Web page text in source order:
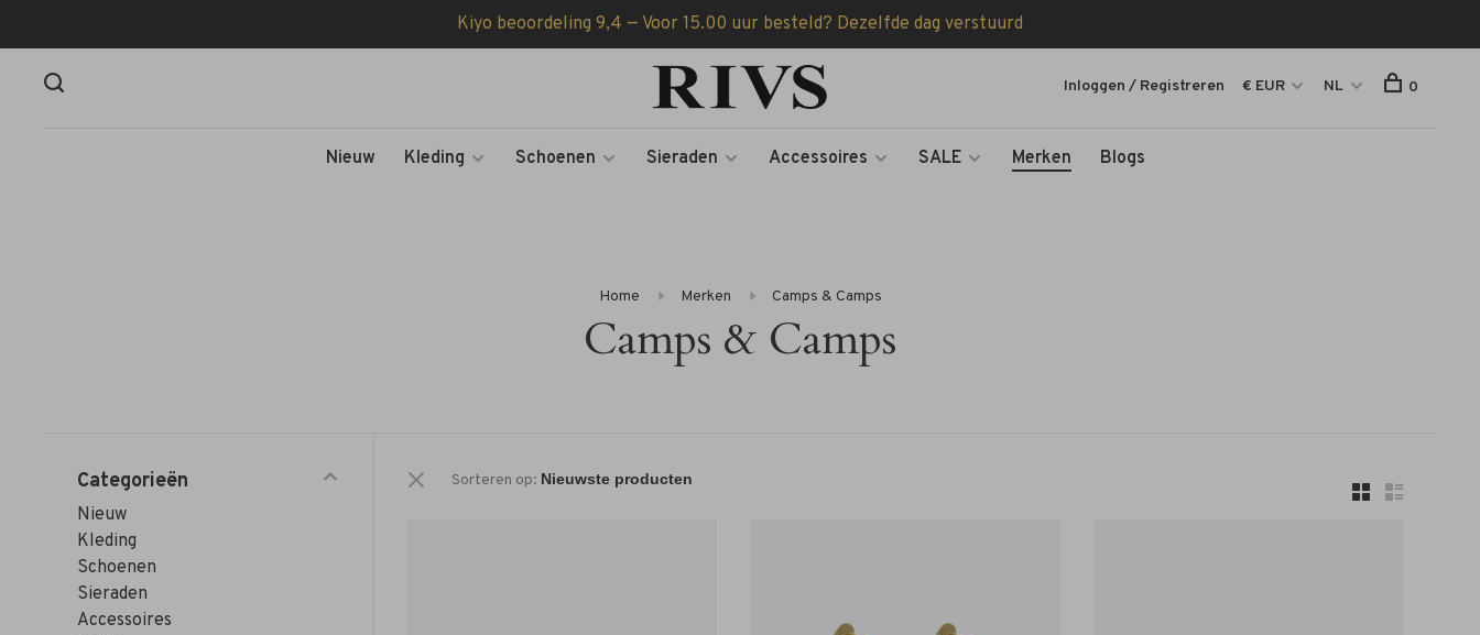
Kiyo beoordeling 9,4 — Voor 15.00 uur besteld? Dezelfde dag verstuurd
Nieuw Kleding Schoenen Sieraden Accessoires SALE Merken Blogs
Inloggen / Registreren € EUR NL 0
Home Merken Camps & Camps
Camps & Camps
Categorieën
Nieuw
Kleding
Schoenen
Sieraden
Accessoires
Sorteren op: